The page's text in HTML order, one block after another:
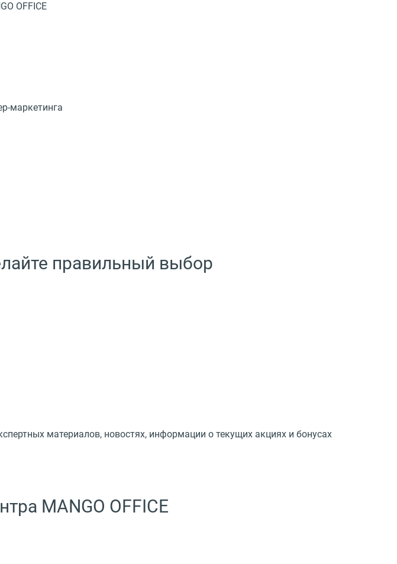
OFFICE
маркетинга
правильный выбор
материалов, новостях, информации о текущих акциях и бонусах
MANGO OFFICE